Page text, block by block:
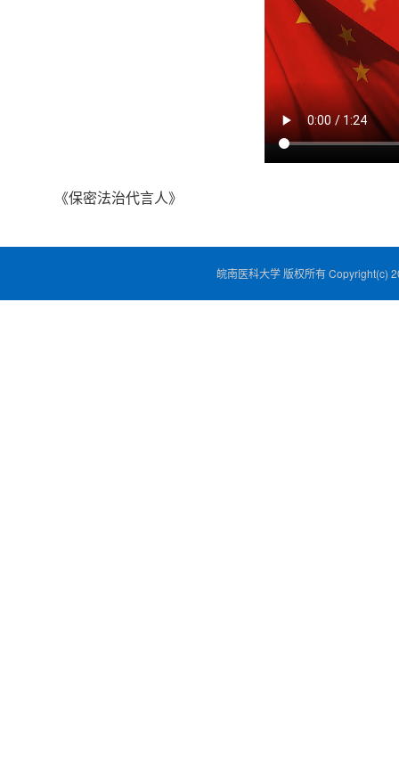
《保密法治代言人》
皖南医科大学 版权所有 Copyright(c)